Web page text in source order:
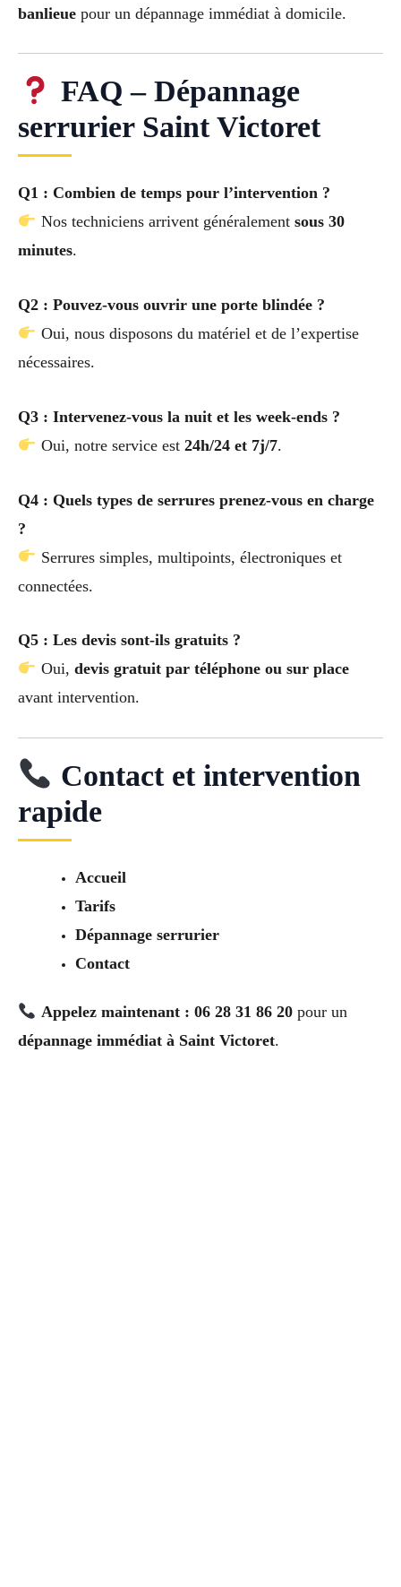
banlieue pour un dépannage immédiat à domicile.
FAQ – Dépannage
serrurier Saint Victoret
Q1 : Combien de temps pour l’intervention ?
Nos techniciens arrivent généralement sous 30
minutes.
Q2 : Pouvez-vous ouvrir une porte blindée ?
Oui, nous disposons du matériel et de l’expertise
nécessaires.
Q3 : Intervenez-vous la nuit et les week-ends ?
Oui, notre service est 24h/24 et 7j/7.
Q4 : Quels types de serrures prenez-vous en charge
?
Serrures simples, multipoints, électroniques et
connectées.
Q5 : Les devis sont-ils gratuits ?
Oui, devis gratuit par téléphone ou sur place
avant intervention.
Contact et intervention
rapide
Accueil
Tarifs
Dépannage serrurier
Contact
Appelez maintenant : 06 28 31 86 20pour un
dépannage immédiat à Saint Victoret.